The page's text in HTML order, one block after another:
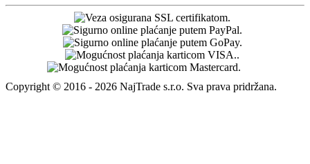
Copyright © 2016 - 2026 NajTrade s.r.o. Sva prava pridržana.